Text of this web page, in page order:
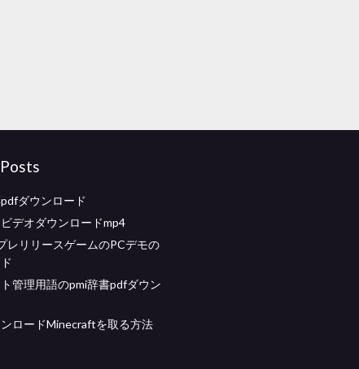
ダウンロード
デオダウンロードmp4
レリリースゲームのPCデモの
管理用語のpmi辞書pdfダウン
ロードMinecraftを取る方法